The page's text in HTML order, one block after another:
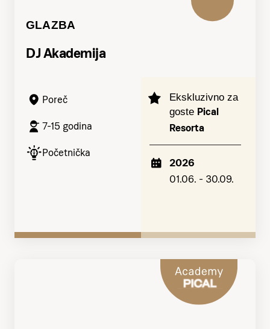
GLAZBA
DJ Akademija
Poreč
7-15 godina
Početnička
Ekskluzivno za
goste Pical
Resorta
2026
01.06. - 30.09.